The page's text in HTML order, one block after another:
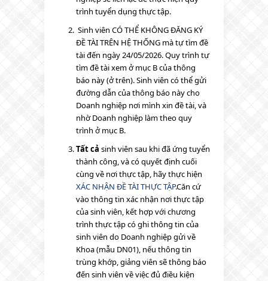
trình tuyển dụng thực tập.
Sinh viên CÓ THỂ KHÔNG ĐĂNG KÝ
ĐỀ TÀI TRÊN HỆ THỐNG mà tự tìm đề
tài đến ngày 24/05/2026. Quy trình tự
tìm đề tài xem ở mục B của thông
báo này (ở trên). Sinh viên có thể gửi
đường dẫn của thông báo này cho
Doanh nghiệp nơi mình xin đề tài, và
nhờ Doanh nghiệp làm theo quy
trình ở mục B.
Tất cả sinh viên sau khi đã ứng tuyển
thành công, và có quyết định cuối
cùng về nơi thực tập, hãy thực hiện
XÁC NHẬN ĐỀ TÀI THỰC TẬP.Căn cứ
vào thông tin xác nhận nơi thực tập
của sinh viên, kết hợp với chương
trình thực tập có ghi thông tin của
sinh viên do Doanh nghiệp gửi về
Khoa (mẫu DN01), nếu thông tin
trùng khớp, giảng viên sẽ thông báo
đến sinh viên về việc đủ điều kiện